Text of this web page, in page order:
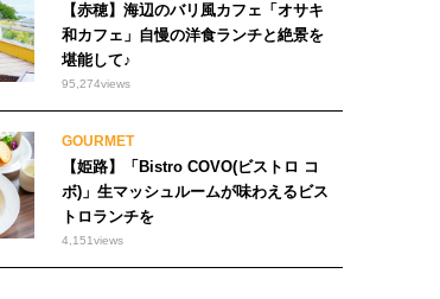
【赤穂】海辺のバリ風カフェ「オサキ
和カフェ」自慢の洋食ランチと絶景を
堪能して♪
95,274views
GOURMET
【姫路】「Bistro COVO(ビストロ コ
ボ)」生マッシュルームが味わえるビス
トロランチを
4,151views